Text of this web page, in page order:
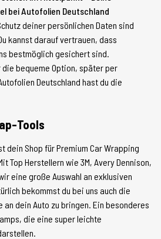
bei Autofolien Deutschland
deiner persönlichen Daten sind
kannst darauf vertrauen, dass
bestmöglich gesichert sind.
bequeme Option, später per
Deutschland hast du die
Tools
dein Shop für Premium Car Wrapping
Top Herstellern wie 3M, Avery Dennison,
eine große Auswahl an exklusiven
bekommst du bei uns auch die
an dein Auto zu bringen. Ein besonderes
die eine super leichte